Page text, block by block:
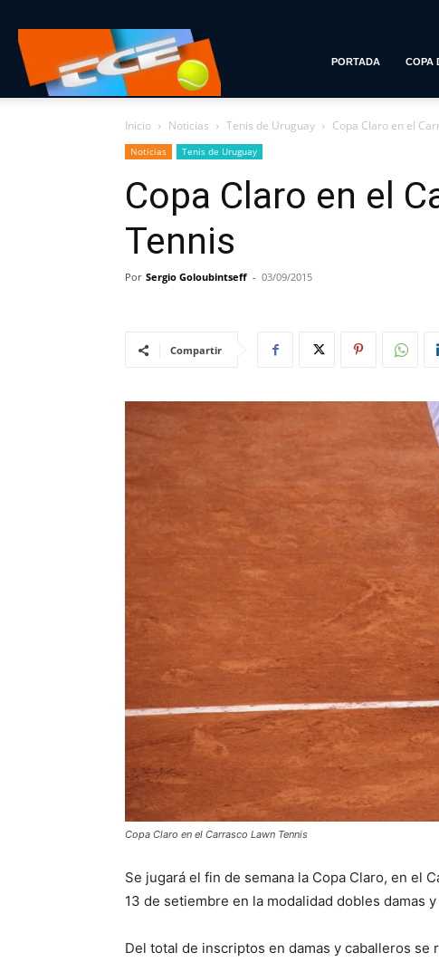
con
Estilo
PORTADA COPA
Inicio Noticias Tenis de Uruguay Copa Claro en el
Noticias Tenis de Uruguay
Copa Claro en el
Tennis
Por Sergio Goloubintseff - 03/09/2015
Compartir
Copa Claro en el Carrasco Lawn Tennis
Se jugará el fin de semana la Copa Claro, en el
13 de setiembre en la modalidad dobles damas
Del total de inscriptos en damas y caballeros